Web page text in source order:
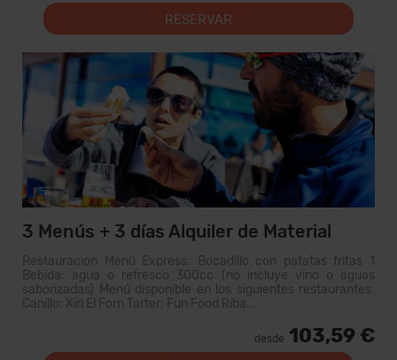
RESERVAR
3 Menús + 3 días Alquiler de Material
Restauración Menú Express: Bocadillo con patatas fritas 1
Bebida: agua o refresco 300cc (no incluye vino o aguas
saborizadas) Menú disponible en los siguientes restaurantes:
Canillo: Xiri El Forn Tarter: Fun Food Riba...
desde 103,59 €